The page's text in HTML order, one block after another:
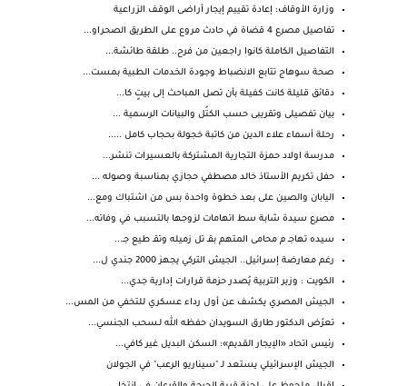
وزارة الأوقاف: إعادة تقييم إيجار أراضى الوقف الزراعية
تفاصيل مصرع 4 قضاة في حادث مروع على الطريق الصحراو...
التفاصيل الكاملة كانوا راجعين من فرح.. طلقة طائشة...
صحة سوهاج تتابع الانضباط وجودة الخدمات الطبية بمست...
دقائق قليلة كانت كفيلة بأن تصل المباحث إلى بيتٍ كا...
بيان تفصيلى وتقريبى حسب الكتُل والبيانات الرسمية ...
رحلة أسماء علاء الدين من كاتبة خجولة بحجاب كامل .....
مدرسة اولاد حمزة التجارية المشتركة بالعسيرات‏ تنشر...
حفل تكريم الأستاذ خالد مصطفي حجازي بمناسبة وصوله ...
اليابان والصين على بعد خطوة واحدة بس من اشتباك ومع...
مصرع سيدة شابة سط اتهامات لزوجها بالتسبب في وفاته...
سيده تهاجـ م محامى المتهم بقـ تل زميله وتقـ طيع جـ...
رغم معارضة إسرائيل.. الجيش التركي يجهز 2000 جندي ل...
الكويت : وزير التربية يُصدر حزمة قرارات إدارية جدي...
الجيش المصري يكشف عن أول رداء عسكري للتخفي من المس...
تعرّض الدكتور طارق السويدان حفظه الله لـسحب الجنسي...
رئيس اتحاد «الإيجار القديم»: السكن البديل غير كافي...
الجيش الإسرائيلي يستعد لـ "سيناريو الرعب" في الجولان